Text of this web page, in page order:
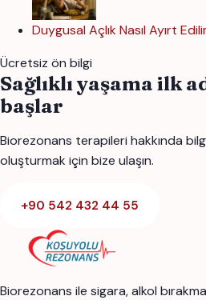
Duygusal Açlık Nasıl Ayırt
Ücretsiz ön bilgi
Sağlıklı yaşama ilk
başlar
Biorezonans terapileri hakkında
oluşturmak için bize ulaşın.
+90 542 432 44 55
Biorezonans ile sigara, alkol bırakma